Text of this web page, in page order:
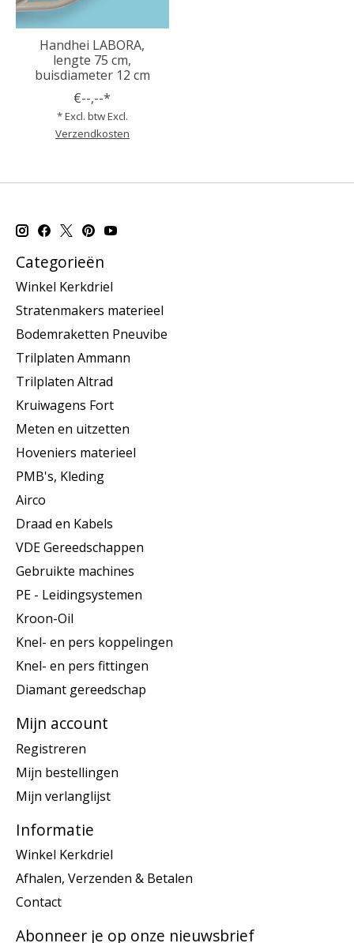
Handhei LABORA,
lengte 75 cm,
buisdiameter 12 cm
€--,--*
* Excl. btw Excl.
Verzendkosten
Categorieën
Winkel Kerkdriel
Stratenmakers materieel
Bodemraketten Pneuvibe
Trilplaten Ammann
Trilplaten Altrad
Kruiwagens Fort
Meten en uitzetten
Hoveniers materieel
PMB's, Kleding
Airco
Draad en Kabels
VDE Gereedschappen
Gebruikte machines
PE - Leidingsystemen
Kroon-Oil
Knel- en pers koppelingen
Knel- en pers fittingen
Diamant gereedschap
Mijn account
Registreren
Mijn bestellingen
Mijn verlanglijst
Informatie
Winkel Kerkdriel
Afhalen, Verzenden & Betalen
Contact
Abonneer je op onze nieuwsbrief